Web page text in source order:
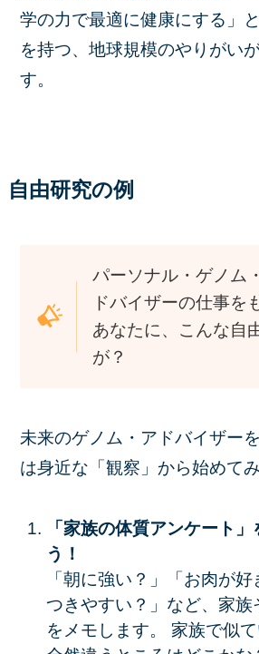
学の力で最適に健康にする」
を持つ、地球規模のやりがい
す。
自由研究の例
パーソナル・ゲノム
ドバイザーの仕事を
あなたに、こんな自
が？
未来のゲノム・アドバイザー
は身近な「観察」から始めて
「家族の体質アンケート
う！
「朝に強い？」「お肉が
つきやすい？」など、家族
をメモします。 家族で似て